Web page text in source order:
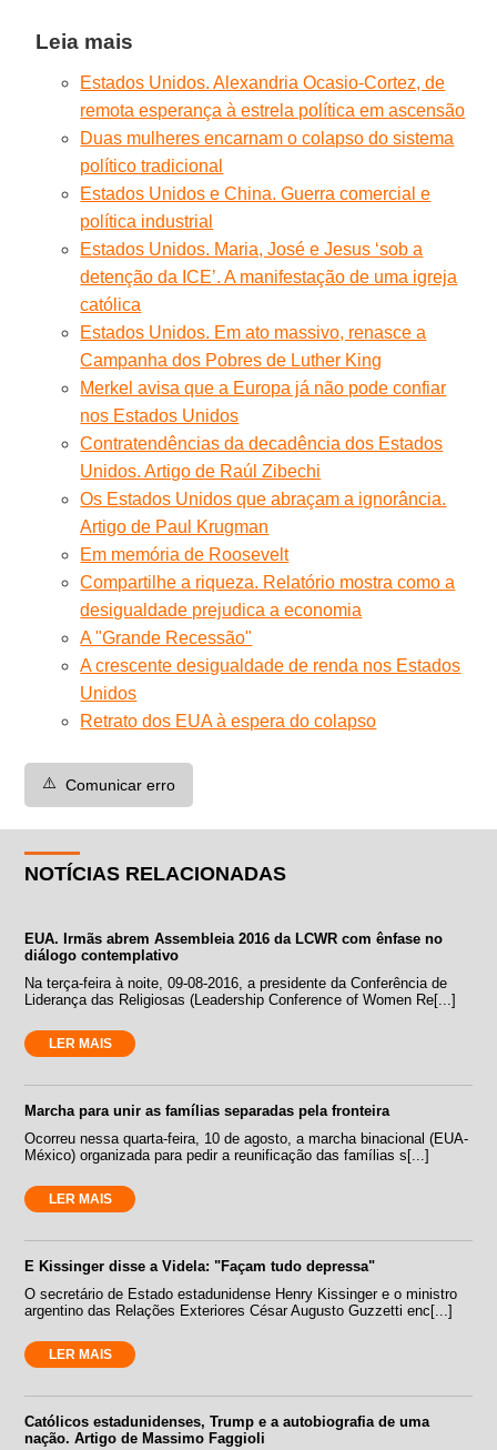
Leia mais
Estados Unidos. Alexandria Ocasio-Cortez, de
remota esperança à estrela política em ascensão
Duas mulheres encarnam o colapso do sistema
político tradicional
Estados Unidos e China. Guerra comercial e
política industrial
Estados Unidos. Maria, José e Jesus ‘sob a
detenção da ICE’. A manifestação de uma igreja
católica
Estados Unidos. Em ato massivo, renasce a
Campanha dos Pobres de Luther King
Merkel avisa que a Europa já não pode confiar
nos Estados Unidos
Contratendências da decadência dos Estados
Unidos. Artigo de Raúl Zibechi
Os Estados Unidos que abraçam a ignorância.
Artigo de Paul Krugman
Em memória de Roosevelt
Compartilhe a riqueza. Relatório mostra como a
desigualdade prejudica a economia
A "Grande Recessão"
A crescente desigualdade de renda nos Estados
Unidos
Retrato dos EUA à espera do colapso
⚠️ Comunicar erro
NOTÍCIAS RELACIONADAS
EUA. Irmãs abrem Assembleia 2016 da LCWR com ênfase no
diálogo contemplativo
Na terça-feira à noite, 09-08-2016, a presidente da Conferência de
Liderança das Religiosas (Leadership Conference of Women Re[...]
LER MAIS
Marcha para unir as famílias separadas pela fronteira
Ocorreu nessa quarta-feira, 10 de agosto, a marcha binacional (EUA-
México) organizada para pedir a reunificação das famílias s[...]
LER MAIS
E Kissinger disse a Videla: "Façam tudo depressa"
O secretário de Estado estadunidense Henry Kissinger e o ministro
argentino das Relações Exteriores César Augusto Guzzetti enc[...]
LER MAIS
Católicos estadunidenses, Trump e a autobiografia de uma
nação. Artigo de Massimo Faggioli